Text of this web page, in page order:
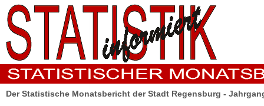
Der Statistische Monatsbericht der Stadt Regensburg -